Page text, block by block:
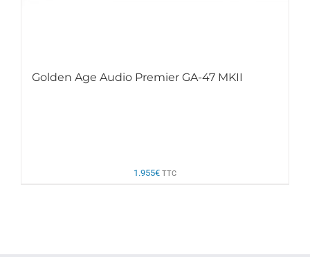
Golden Age Audio Premier GA-47 MKII
1.955€ TTC